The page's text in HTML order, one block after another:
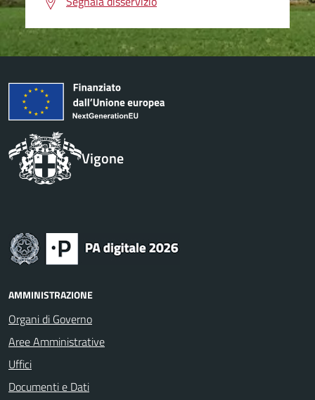
Vigone
AMMINISTRAZIONE
Organi di Governo
Aree Amministrative
Uffici
Documenti e Dati